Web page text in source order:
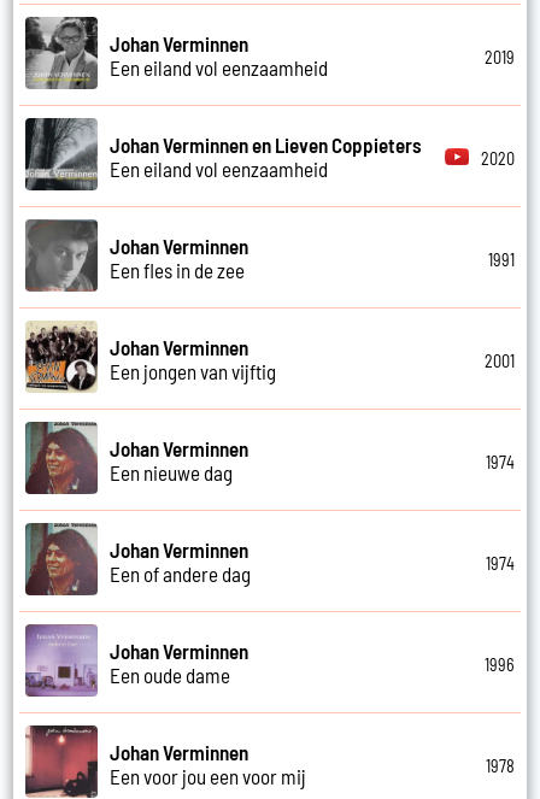
Johan Verminnen
Een eiland vol eenzaamheid
2019
Johan Verminnen en Lieven Coppieters
Een eiland vol eenzaamheid
2020
Johan Verminnen
Een fles in de zee
1991
Johan Verminnen
Een jongen van vijftig
2001
Johan Verminnen
Een nieuwe dag
1974
Johan Verminnen
Een of andere dag
1974
Johan Verminnen
Een oude dame
1996
Johan Verminnen
Een voor jou een voor mij
1978